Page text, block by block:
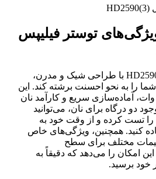
توستر فیلیپس
توستر فیلیپس مدل HD2590 با طراحی شیک و مدرن،
را به نحو احسنت برشته کند. این
دستگاه با قدرت 900 وات، آماده‌سازی سریع و کارآمد نان
دو درگاه برای نان، می‌توانید
تست کرده و از وقت خود به
کنید. همچنین، ویژگی‌های خاص
مختلف برای سطح
امکان را می‌دهد که دقیقاً به
خود برسید.